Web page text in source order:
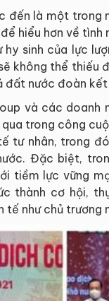
đến là một trong
hiểu hơn về
sinh của lực
không thể thiếu
đất nước đoàn
và các doanh
trong công
tư nhân, trong
Đặc biệt,
tiềm lực vững
thành cơ hội,
như chủ trương